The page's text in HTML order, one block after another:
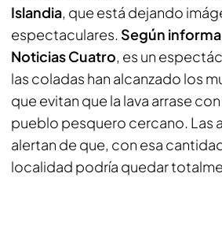
Islandia, que está dejando
espectaculares. Según
Noticias Cuatro, es un
las coladas han alcanzado los
que evitan que la lava arrase con
pueblo pesquero cercano. Las
alertan de que, con esa
localidad podría quedar